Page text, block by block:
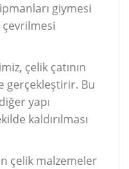
giymesi
çevrilmesi
çelik çatının
gerçekleştirir. Bu
yapı
kaldırılması
çelik malzemeler